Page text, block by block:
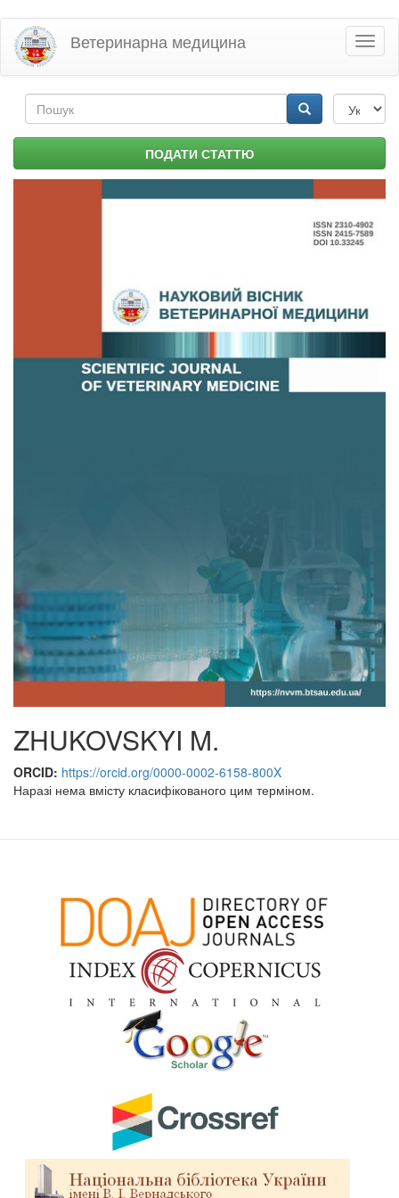
Перейти
основного
матеріалу
Ветеринарна медицина
Пошукова
форма ПОДАТИ СТАТТЮ
ZHUKOVSKYI M.
ORCID: https://orcid.org/0000-0002-6158-800X
Наразі нема вмісту класифікованого цим терміном.